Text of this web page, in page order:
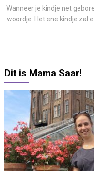
Wanneer je kindje net
woordje. Het ene kindje zal
Dit is Mama Saar!